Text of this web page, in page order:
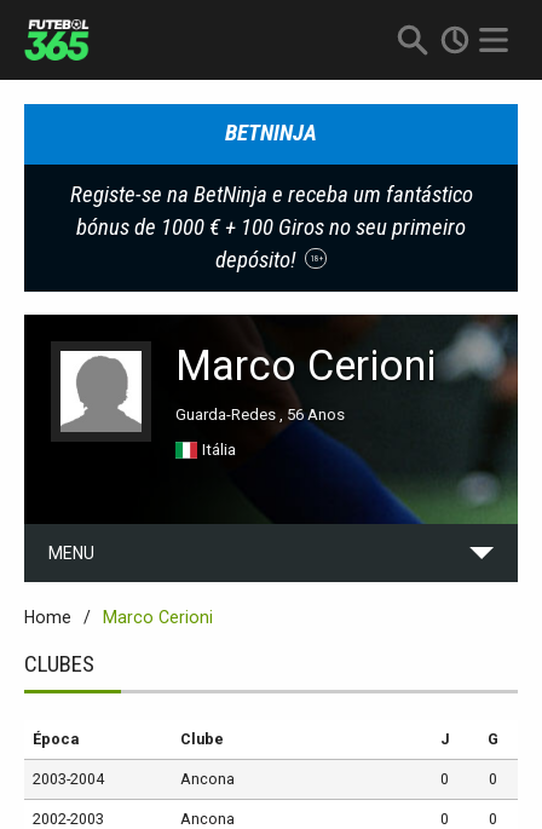
BETNINJA
Registe-se na BetNinja e receba um fantástico
bónus de 1000 € + 100 Giros no seu primeiro
depósito!
18+
Marco Cerioni
Guarda-Redes , 56 Anos
Itália
MENU
Home Marco Cerioni
CLUBES
Época Clube J G
2003-2004 Ancona 0 0
2002-2003 Ancona 0 0